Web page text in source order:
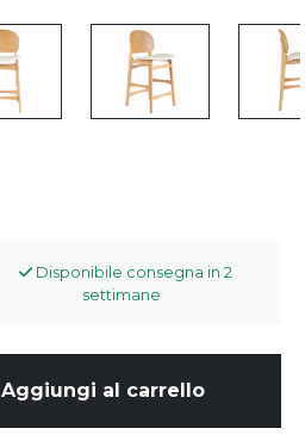
Disponibile consegna in 2
settimane
Aggiungi al carrello